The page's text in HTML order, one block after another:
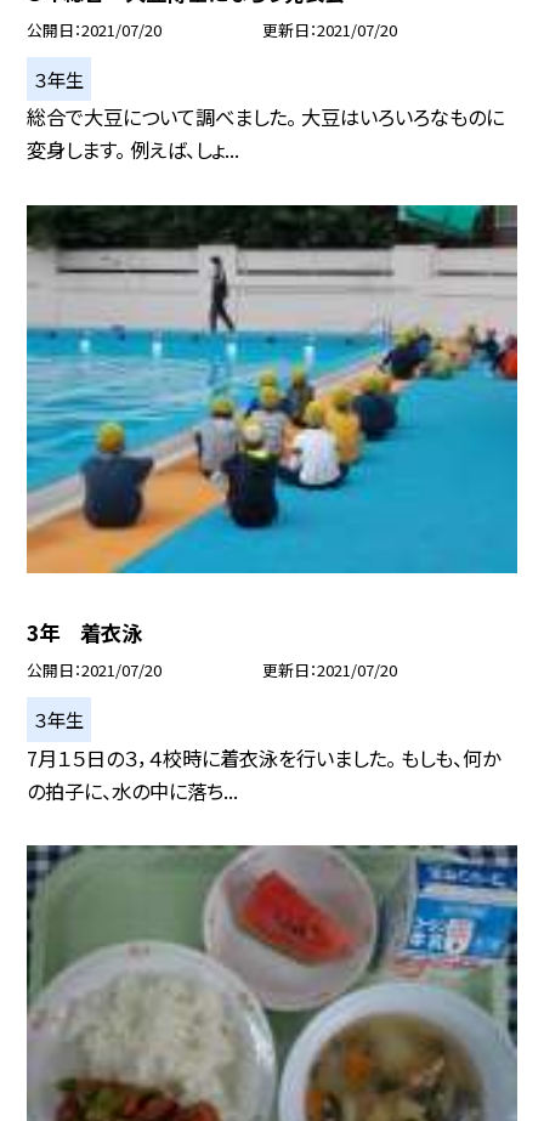
公開日 2021/07/20 更新日 2021/07/20
３年生
総合で大豆について調べました。 大豆はいろいろなものに
変身します。 例えば、しょ...
3年 着衣泳
公開日 2021/07/20 更新日 2021/07/20
３年生
7月１５日の３，４校時に着衣泳を行いました。 もしも、何か
の拍子に、水の中に落ち...